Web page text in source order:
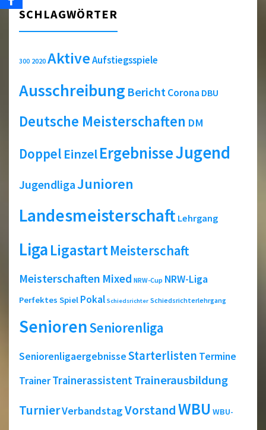
SCHLAGWÖRTER
300 2020 AktiveAufstiegsspiele
Ausschreibung BerichtCorona DBU
Deutsche Meisterschaften DM
Doppel EinzelErgebnisseJugend
JugendligaJunioren
Landesmeisterschaft Lehrgang
LigaLigastartMeisterschaft
Meisterschaften Mixed NRW-Cup NRW-Liga
Perfektes Spiel Pokal Schiedsrichter Schiedsrichterlehrgang
SeniorenSeniorenliga
SeniorenligaergebnisseStarterlisten Termine
TrainerTrainerassistentTrainerausbildung
TurnierVerbandstagVorstandWBU WBU-